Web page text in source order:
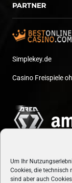
Um Ihr
Cookies, die
sind aber auch
PARTNER
Simplekey.de
Casino Freispiele